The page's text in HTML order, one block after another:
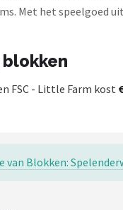
Met het speelgoed
FSC - Little Farm kost
van Blokken: